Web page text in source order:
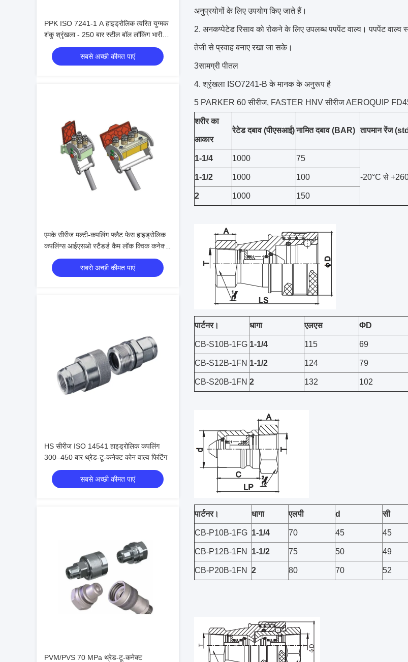
PPK ISO 7241-1 A हाइड्रोलिक त्वरित युग्मक
शंकु श्रृंखला - 250 बार स्टील बॉल लॉकिंग भारी
मशीनरी के लिए
सबसे अच्छी कीमत पाएं
एमके सीरीज मल्टी-कपलिंग फ्लैट फेस हाइड्रोलिक
कपलिंग्स आईएसओ स्टैंडर्ड कैम लॉक क्विक कनेक्ट
सिस्टम
सबसे अच्छी कीमत पाएं
HS सीरीज ISO 14541 हाइड्रोलिक कपलिंग
300–450 बार थ्रेड-टू-कनेक्ट कोन वाल्व फिटिंग
सबसे अच्छी कीमत पाएं
PVM/PVS 70 MPa थ्रेड-टू-कनेक्ट
अनुप्रयोगों के लिए उपयोग किए जाते हैं।
2. अनकप्पेटेड रिसाव को रोकने के लिए उपलब्ध पपपेंट वाल्व। पपपेंट वाल्व
तेजी से प्रवाह बनाए रखा जा सके।
3सामग्री पीतल
4. श्रृंखला ISO7241-B के मानक के अनुरूप है
5 PARKER 60 सीरीज, FASTER HNV सीरीज AEROQUIP
शरीर का
आकार
रेटेड दबाव (पीएसआई)नामित दबाव (BAR) तापमान रेंज
1-1/4 1000 75
-20°C से
1-1/2 1000 100
2 1000 150
पार्टनर। धागा एलएस ΦD
CB-S10B-1FG 1-1/4 115 69
CB-S12B-1FN 1-1/2 124 79
CB-S20B-1FN 2 132 102
पार्टनर। धागा एलपी d सी
CB-P10B-1FG 1-1/4 70 45 45
CB-P12B-1FN 1-1/2 75 50 49
CB-P20B-1FN 2 80 70 52